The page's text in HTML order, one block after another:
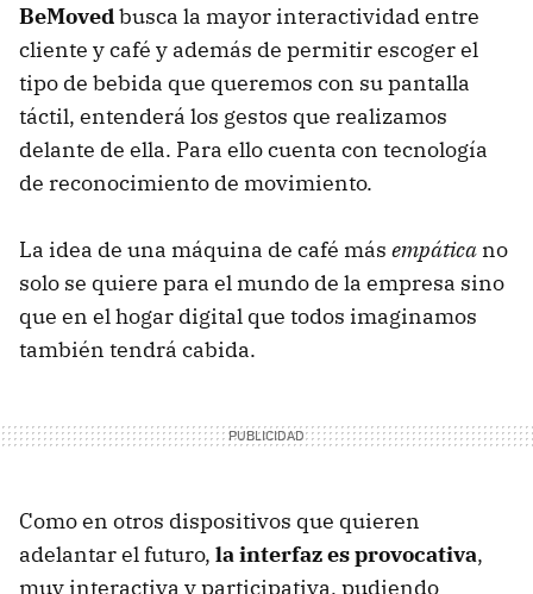
BeMovedbusca la mayor interactividad entre
cliente y café y además de permitir escoger el
tipo de bebida que queremos con su pantalla
táctil, entenderá los gestos que realizamos
delante de ella. Para ello cuenta con tecnología
de reconocimiento de movimiento.
La idea de una máquina de café más empática no
solo se quiere para el mundo de la empresa sino
que en el hogar digital que todos imaginamos
también tendrá cabida.
Como en otros dispositivos que quieren
adelantar el futuro, la interfaz es provocativa,
muy interactiva y participativa, pudiendo